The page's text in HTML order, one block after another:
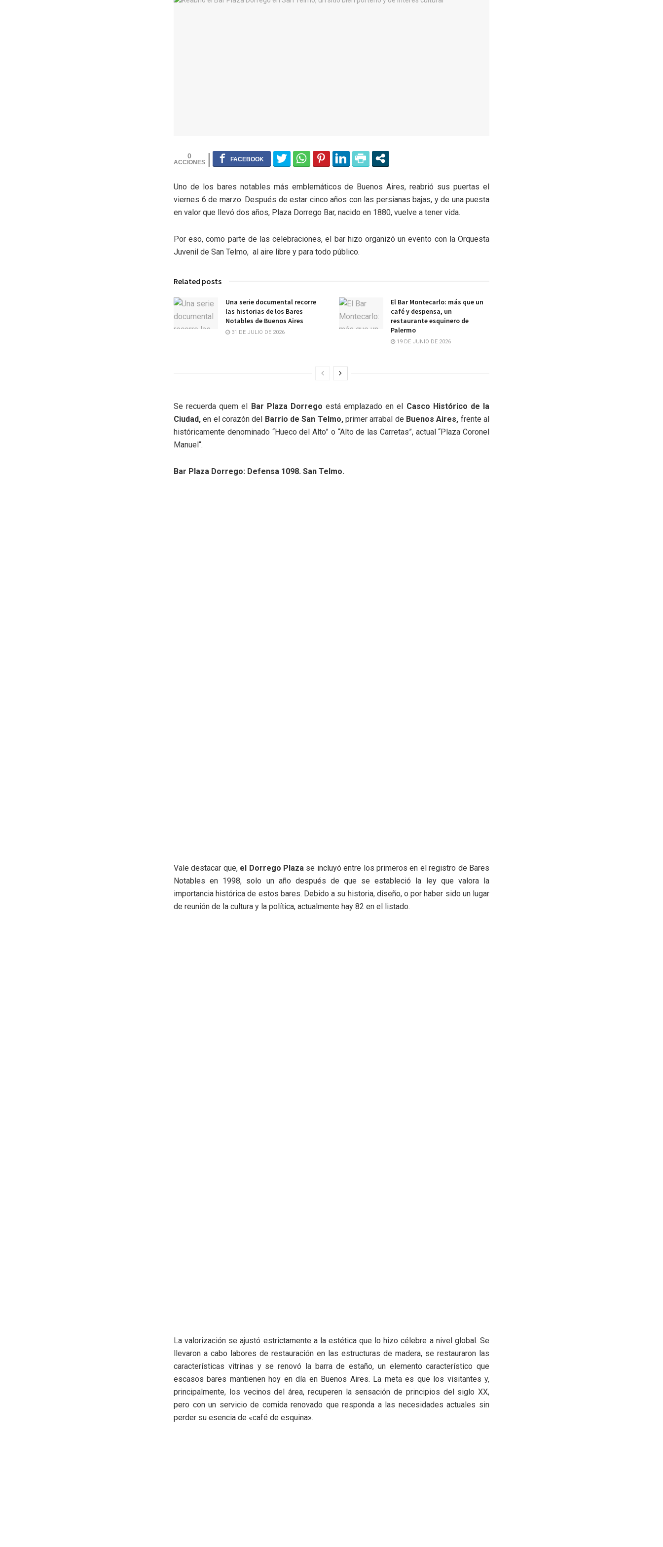
0
Uno de los bares notables más emblemáticos de Buenos Aires, reabrió sus puertas el
viernes 6 de marzo. Después de estar cinco años con las persianas bajas, y de una puesta
en valor que llevó dos años, Plaza Dorrego Bar, nacido en 1880, vuelve a tener vida.
Por eso, como parte de las celebraciones, el bar hizo organizó un evento con la Orquesta
Juvenil de San Telmo, al aire libre y para todo público.
Related posts
Una serie documental recorre
las historias de los Bares
Notables de Buenos Aires
31 DE JULIO DE 2026
El Bar Montecarlo: más que un
café y despensa, un
restaurante esquinero de
Palermo
19 DE JUNIO DE 2026
Se recuerda quem el Bar Plaza Dorrego está emplazado en el Casco Histórico de la
Ciudad, en el corazón del Barrio de San Telmo,primer arrabal de Buenos Aires, frente al
históricamente denominado “Hueco del Alto” o “Alto de las Carretas”, actual “Plaza Coronel
Manuel“.
Bar Plaza Dorrego: Defensa 1098. San Telmo.
Vale destacar que,el Dorrego Plaza se incluyó entre los primeros en el registro de Bares
Notables en 1998, solo un año después de que se estableció la ley que valora la
importancia histórica de estos bares. Debido a su historia, diseño, o por haber sido un lugar
de reunión de la cultura y la política, actualmente hay 82 en el listado.
La valorización se ajustó estrictamente a la estética que lo hizo célebre a nivel global. Se
llevaron a cabo labores de restauración en las estructuras de madera, se restauraron las
características vitrinas y se renovó la barra de estaño, un elemento característico que
escasos bares mantienen hoy en día en Buenos Aires. La meta es que los visitantes y,
principalmente, los vecinos del área, recuperen la sensación de principios del siglo XX,
pero con un servicio de comida renovado que responda a las necesidades actuales sin
perder su esencia de «café de esquina».